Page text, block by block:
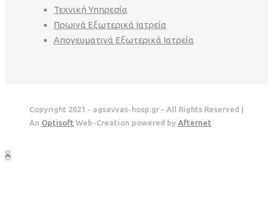
Τεχνική Υπηρεσία
Πρωινά Εξωτερικά Ιατρεία
Απογευματινά Εξωτερικά Ιατρεία
Copyright 2021 - agsavvas-hosp.gr - All Rights Reserved |
An Optisoft Web-Creation powered by Afternet